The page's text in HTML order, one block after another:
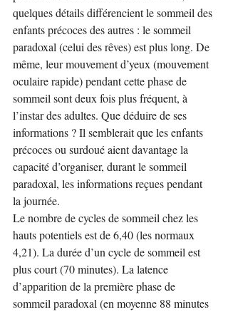
quelques détails différencient le sommeil des
enfants précoces des autres : le sommeil
paradoxal (celui des rêves) est plus long. De
même, leur mouvement d’yeux (mouvement
oculaire rapide) pendant cette phase de
sommeil sont deux fois plus fréquent, à
l’instar des adultes. Que déduire de ses
informations ? Il semblerait que les enfants
précoces ou surdoué aient davantage la
capacité d’organiser, durant le sommeil
paradoxal, les informations reçues pendant
la journée.
Le nombre de cycles de sommeil chez les
hauts potentiels est de 6,40 (les normaux
4,21). La durée d’un cycle de sommeil est
plus court (70 minutes). La latence
d’apparition de la première phase de
sommeil paradoxal (en moyenne 88 minutes